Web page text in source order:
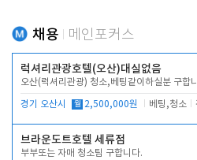
채용 메인포커스
럭셔리관광호텔(오산)대실없음
오산(럭셔리관광) 청소,베팅같이하실분 구합
경기 오산시 월 2,500,000원 베팅,청소
브라운도트호텔 세류점
부부또는 자매 청소팀 구합니다.